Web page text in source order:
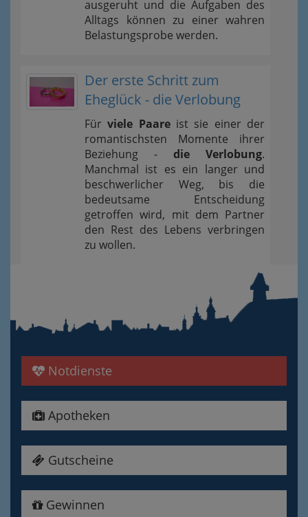
ausgeruht und die Aufgaben des
Alltags können zu einer wahren
Belastungsprobe werden.
Der erste Schritt zum
Eheglück - die Verlobung
Fürviele Paareist sie einer der
romantischsten Momente ihrer
Beziehung - die Verlobung.
Manchmal ist es ein langer und
beschwerlicher Weg, bis die
bedeutsame Entscheidung
getroffen wird, mit dem Partner
den Rest des Lebens verbringen
zu wollen.
Notdienste
Apotheken
Gutscheine
Gewinnen